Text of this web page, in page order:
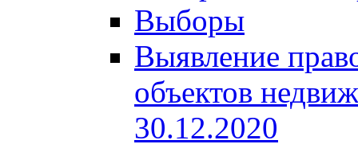
Выборы
Выявление
объектов
30.12.2020